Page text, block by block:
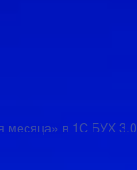
месяца» в 1С БУХ 3.0